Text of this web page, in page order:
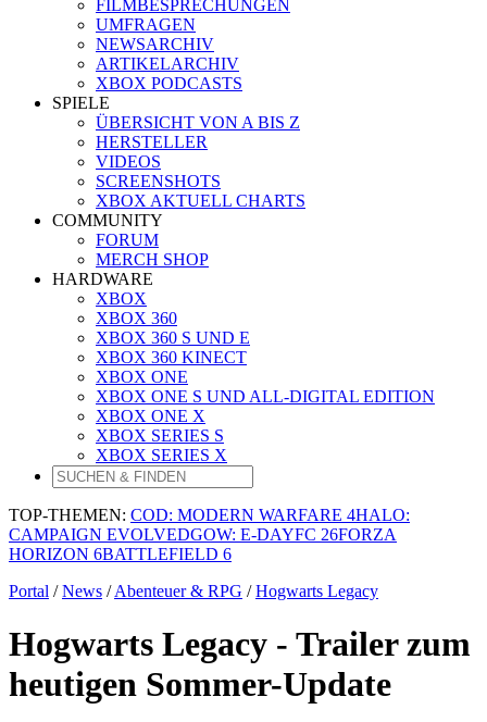
FILMBESPRECHUNGEN
UMFRAGEN
NEWSARCHIV
ARTIKELARCHIV
XBOX PODCASTS
SPIELE
ÜBERSICHT VON A BIS Z
HERSTELLER
VIDEOS
SCREENSHOTS
XBOX AKTUELL CHARTS
COMMUNITY
FORUM
MERCH SHOP
HARDWARE
XBOX
XBOX 360
XBOX 360 S UND E
XBOX 360 KINECT
XBOX ONE
XBOX ONE S UND ALL-DIGITAL EDITION
XBOX ONE X
XBOX SERIES S
XBOX SERIES X
TOP-THEMEN: COD: MODERN WARFARE 4HALO:
CAMPAIGN EVOLVEDGOW: E-DAYFC 26FORZA
HORIZON 6BATTLEFIELD 6
Portal /News /Abenteuer & RPG /Hogwarts Legacy
Hogwarts Legacy - Trailer zum
heutigen Sommer-Update